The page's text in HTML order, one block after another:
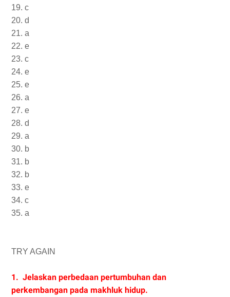
19. c
20. d
21. a
22. e
23. c
24. e
25. e
26. a
27. e
28. d
29. a
30. b
31. b
32. b
33. e
34. c
35. a
TRY AGAIN
1. Jelaskan perbedaan pertumbuhan dan
perkembangan pada makhluk hidup.